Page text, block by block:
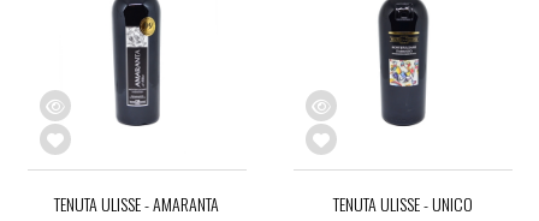
TENUTA ULISSE - AMARANTA
TENUTA ULISSE - UNICO